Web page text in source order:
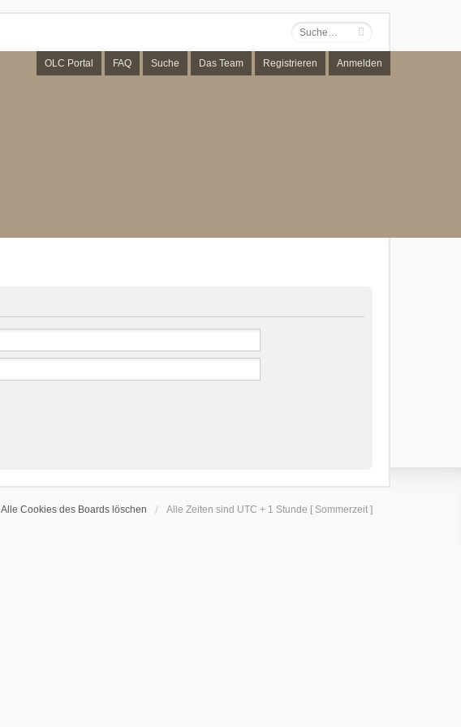
OLC Portal FAQ Suche Das Team Registrieren Anmelden
Alle Cookies des Boards löschen Alle Zeiten sind UTC + 1 Stunde [ Sommerzeit ]